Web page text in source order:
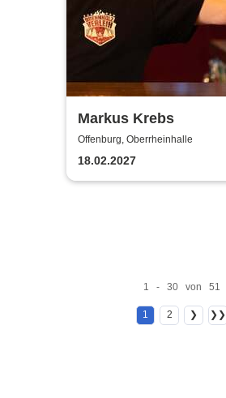
Markus Krebs
Offenburg, Oberrheinhalle
18.02.2027
1 - 30 von 51
1 2 ❯ ❯❯